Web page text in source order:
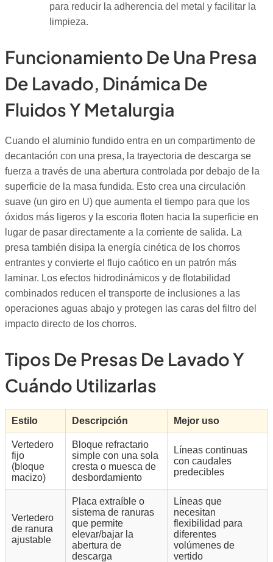
para reducir la adherencia del metal y facilitar la
limpieza.
Funcionamiento De Una Presa
De Lavado, Dinámica De
Fluidos Y Metalurgia
Cuando el aluminio fundido entra en un compartimento de
decantación con una presa, la trayectoria de descarga se
fuerza a través de una abertura controlada por debajo de la
superficie de la masa fundida. Esto crea una circulación
suave (un giro en U) que aumenta el tiempo para que los
óxidos más ligeros y la escoria floten hacia la superficie en
lugar de pasar directamente a la corriente de salida. La
presa también disipa la energía cinética de los chorros
entrantes y convierte el flujo caótico en un patrón más
laminar. Los efectos hidrodinámicos y de flotabilidad
combinados reducen el transporte de inclusiones a las
operaciones aguas abajo y protegen las caras del filtro del
impacto directo de los chorros.
Tipos De Presas De Lavado Y
Cuándo Utilizarlas
Estilo Descripción Mejor uso
Vertedero
fijo
(bloque
macizo)
Bloque refractario
simple con una sola
cresta o muesca de
desbordamiento
Líneas continuas
con caudales
predecibles
Vertedero
de ranura
ajustable
Placa extraíble o
sistema de ranuras
que permite
elevar/bajar la
abertura de
descarga
Líneas que
necesitan
flexibilidad para
diferentes
volúmenes de
vertido